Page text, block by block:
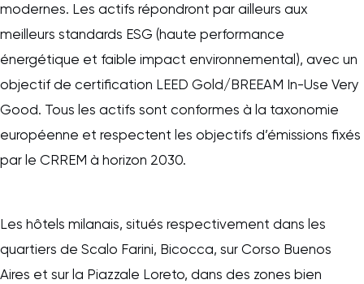
modernes. Les actifs répondront par ailleurs aux
meilleurs standards ESG (haute performance
énergétique et faible impact environnemental), avec un
objectif de certification LEED Gold/BREEAM In-Use Very
Good. Tous les actifs sont conformes à la taxonomie
européenne et respectent les objectifs d’émissions fixés
par le CRREM à horizon 2030.
Les hôtels milanais, situés respectivement dans les
quartiers de Scalo Farini, Bicocca, sur Corso Buenos
Aires et sur la Piazzale Loreto, dans des zones bien